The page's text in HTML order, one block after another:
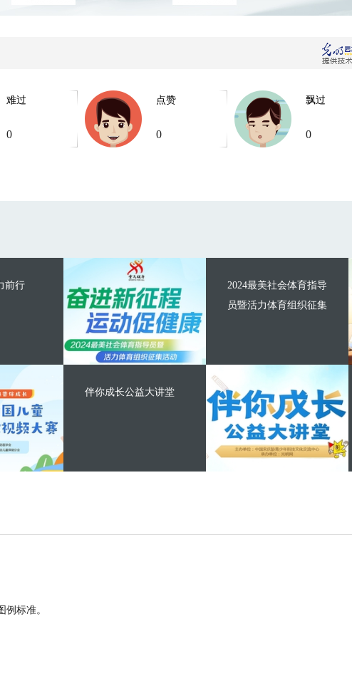
难过
0
点赞
0
飘过
0
前行
2024最美社会体育指导
员暨活力体育组织征集
伴你成长公益大讲堂
标准。